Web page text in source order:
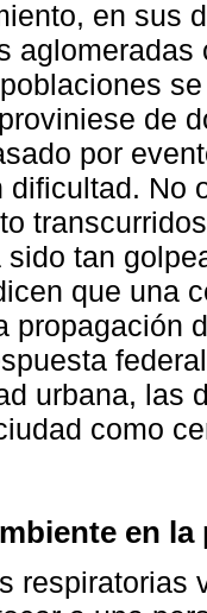
en sus
de
por
dificultad. No
sido tan
que una
propagación
urbana, las
como
en la
respiratorias